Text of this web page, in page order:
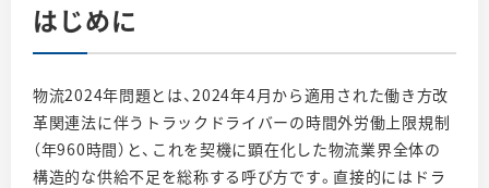
はじめに
物流2024年問題とは、2024年4月から適用された働き方改
革関連法に伴うトラックドライバーの時間外労働上限規制
（年960時間）と、これを契機に顕在化した物流業界全体の
構造的な供給不足を総称する呼び方です。直接的にはドラ